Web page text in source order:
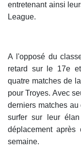
entretenant ainsi
League.
A l'opposé du
retard sur le 17e
quatre matches de
pour Troyes. Avec
derniers matches
surfer sur leur
déplacement
semaine.